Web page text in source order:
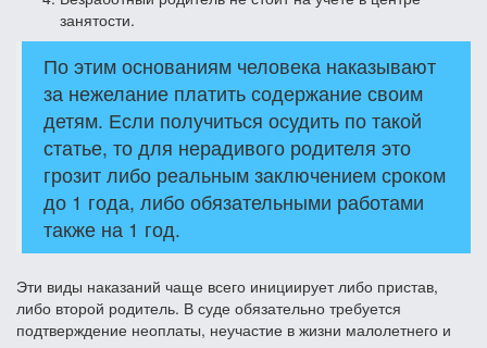
занятости.
По этим основаниям человека наказывают
за нежелание платить содержание своим
детям. Если получиться осудить по такой
статье, то для нерадивого родителя это
грозит либо реальным заключением сроком
до 1 года, либо обязательными работами
также на 1 год.
Эти виды наказаний чаще всего инициирует либо пристав,
либо второй родитель. В суде обязательно требуется
подтверждение неоплаты, неучастие в жизни малолетнего и